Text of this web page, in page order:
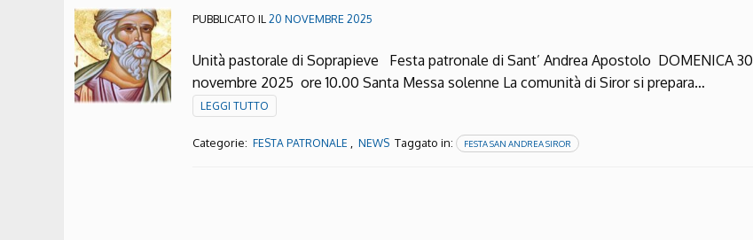
PUBBLICATO IL20 NOVEMBRE 2025
Unità pastorale di Soprapieve Festa patronale di Sant’ Andrea Apostolo DOMENICA 30
novembre 2025 ore 10.00 Santa Messa solenne La comunità di Siror si prepara…
LEGGI TUTTO
Categorie: FESTA PATRONALE NEWS Taggato in: FESTA SAN ANDREA SIROR